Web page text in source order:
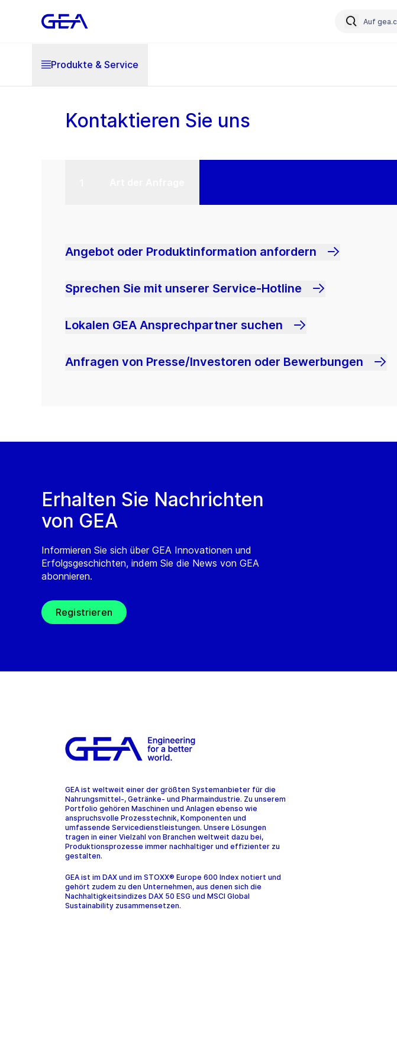
Produkte & Service
Kontaktieren Sie uns
Angebot oder Produktinformation anfordern
Sprechen Sie mit unserer Service-Hotline
Lokalen GEA Ansprechpartner suchen
Anfragen von Presse/Investoren oder Bewerbungen
Erhalten Sie Nachrichten
von GEA
Informieren Sie sich über GEA Innovationen und
Erfolgsgeschichten, indem Sie die News von GEA
abonnieren.
Registrieren
GEA ist weltweit einer der größten Systemanbieter für die
Nahrungsmittel-, Getränke- und Pharmaindustrie. Zu unserem
Portfolio gehören Maschinen und Anlagen ebenso wie
anspruchsvolle Prozesstechnik, Komponenten und
umfassende Servicedienstleistungen. Unsere Lösungen
tragen in einer Vielzahl von Branchen weltweit dazu bei,
Produktionsprozesse immer nachhaltiger und effizienter zu
gestalten.
GEA ist im DAX und im STOXX® Europe 600 Index notiert und
gehört zudem zu den Unternehmen, aus denen sich die
Nachhaltigkeitsindizes DAX 50 ESG und MSCI Global
Sustainability zusammensetzen.